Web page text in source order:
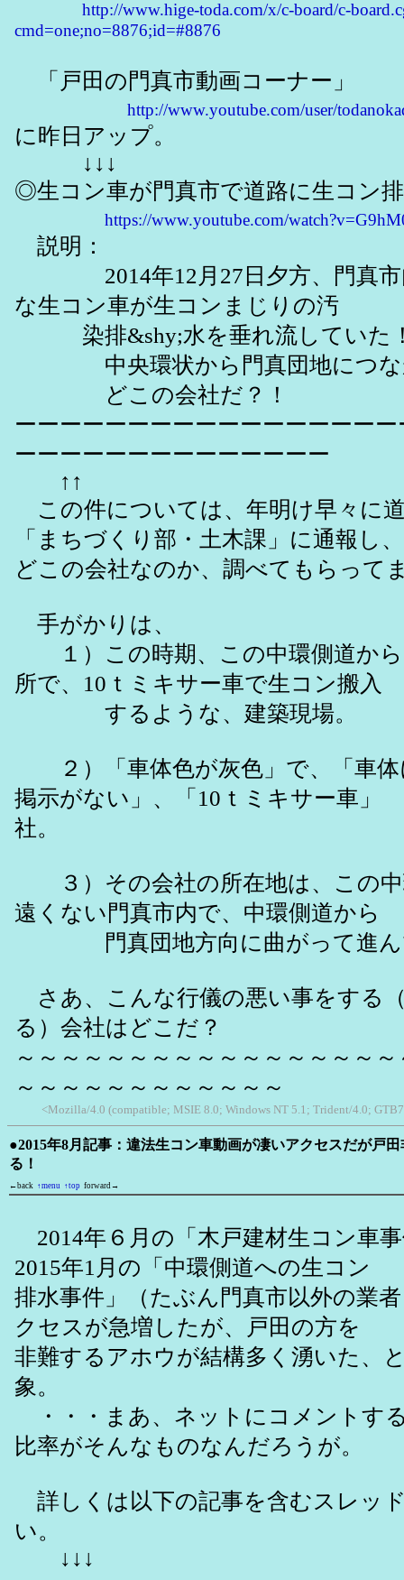
http://www.hige-toda.com/x/c-board/c-
cmd=one;no=8876;id=#8876
「戸田の門真市動画コーナー」
http://www.youtube.com/user/
に昨日アップ。
↓↓↓
◎生コン車が門真市で道路に生コン
https://www.youtube.com/
説明：
2014年12月27日夕方、門真市
な生コン車が生コンまじりの汚
染排&shy;水を垂れ流していた
中央環状から門真団地につな
どこの会社だ？！
ーーーーーーーーーーーーーーーー
ーーーーーーーーーーーーーー
↑↑
この件については、年明け早々に
「まちづくり部・土木課」に通報し、
どこの会社なのか、調べてもらって
手がかりは、
１）この時期、この中環側道から
所で、10ｔミキサー車で生コン搬入
するような、建築現場。
２）「車体色が灰色」で、「車体
掲示がない」、「10ｔミキサー
社。
３）その会社の所在地は、この中
遠くない門真市内で、中環側道から
門真団地方向に曲がって進ん
さあ、こんな行儀の悪い事をする
る）会社はどこだ？
～～～～～～～～～～～～～～～～
～～～～～～～～～～～～
<Mozilla/4.0 (compatible; MSIE 8.0; Windows NT 5.1; Trident/4.0;
●2015年8月記事：違法生コン車動画が凄いアクセスだが戸
る！
←back ↑menu ↑top forward→
2014年６月の「木戸建材生コン車
2015年1月の「中環側道への生コン
排水事件」（たぶん門真市以外の業
クセスが急増したが、戸田の方を
非難するアホウが結構多く湧いた、
象。
・・・まあ、ネットにコメントす
比率がそんなものなんだろうが。
詳しくは以下の記事を含むスレッ
い。
↓↓↓